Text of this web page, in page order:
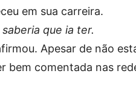
em sua carreira.
que ia ter.
Apesar de não
bem comentada nas